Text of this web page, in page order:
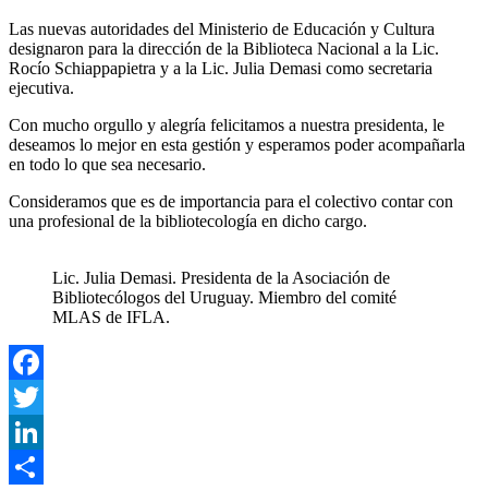
Las nuevas autoridades del Ministerio de Educación y Cultura
designaron para la dirección de la Biblioteca Nacional a la Lic.
Rocío Schiappapietra y a la Lic. Julia Demasi como secretaria
ejecutiva.
Con mucho orgullo y alegría felicitamos a nuestra presidenta, le
deseamos lo mejor en esta gestión y esperamos poder acompañarla
en todo lo que sea necesario.
Consideramos que es de importancia para el colectivo contar con
una profesional de la bibliotecología en dicho cargo.
Lic. Julia Demasi. Presidenta de la Asociación de
Bibliotecólogos del Uruguay. Miembro del comité
MLAS de IFLA.
Facebook
Twitter
LinkedIn